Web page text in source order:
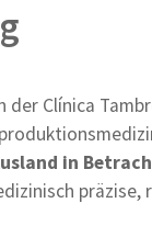
Clínica
in
präzise,